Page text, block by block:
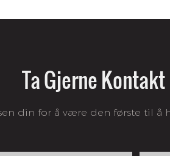
Ta Gjerne
din for å være den første til å